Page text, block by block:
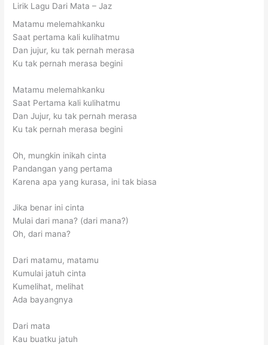
Lirik Lagu Dari Mata – Jaz
Matamu melemahkanku
Saat pertama kali kulihatmu
Dan jujur, ku tak pernah merasa
Ku tak pernah merasa begini
Matamu melemahkanku
Saat Pertama kali kulihatmu
Dan Jujur, ku tak pernah merasa
Ku tak pernah merasa begini
Oh, mungkin inikah cinta
Pandangan yang pertama
Karena apa yang kurasa, ini tak biasa
Jika benar ini cinta
Mulai dari mana? (dari mana?)
Oh, dari mana?
Dari matamu, matamu
Kumulai jatuh cinta
Kumelihat, melihat
Ada bayangnya
Dari mata
Kau buatku jatuh